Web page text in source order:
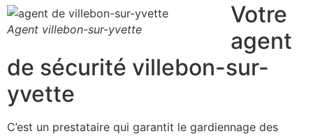
Agent villebon-sur-yvette
Votre
agent
de sécurité villebon-sur-
yvette
C’est un prestataire qui garantit le gardiennage des